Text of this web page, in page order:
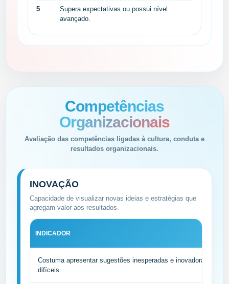
5
Supera expectativas ou possui nível
avançado.
Competências
Organizacionais
Avaliação das competências ligadas à cultura, conduta e
resultados organizacionais.
INOVAÇÃO
Capacidade de visualizar novas ideias e estratégias que
agregam valor aos resultados.
INDICADOR
Costuma apresentar sugestões inesperadas e inovadoras para
difíceis.